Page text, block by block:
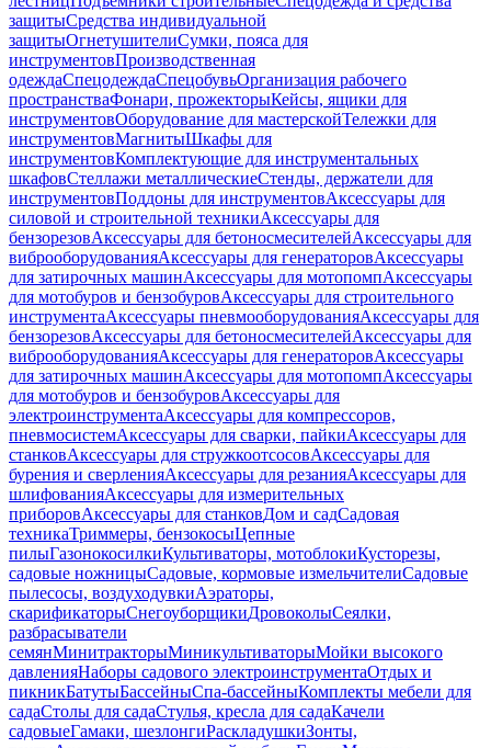
защитыСредства индивидуальной
защитыОгнетушителиСумки, пояса для
инструментовПроизводственная
одеждаСпецодеждаСпецобувьОрганизация рабочего
пространстваФонари, прожекторыКейсы, ящики для
инструментовОборудование для мастерскойТележки для
инструментовМагнитыШкафы для
инструментовКомплектующие для инструментальных
шкафовСтеллажи металлическиеСтенды, держатели для
инструментовПоддоны для инструментовАксессуары для
силовой и строительной техникиАксессуары для
бензорезовАксессуары для бетоносмесителейАксессуары для
виброоборудованияАксессуары для генераторовАксессуары
для затирочных машинАксессуары для мотопомпАксессуары
для мотобуров и бензобуровАксессуары для строительного
инструментаАксессуары пневмооборудованияАксессуары для
бензорезовАксессуары для бетоносмесителейАксессуары для
виброоборудованияАксессуары для генераторовАксессуары
для затирочных машинАксессуары для мотопомпАксессуары
для мотобуров и бензобуровАксессуары для
электроинструментаАксессуары для компрессоров,
пневмосистемАксессуары для сварки, пайкиАксессуары для
станковАксессуары для стружкоотсосовАксессуары для
бурения и сверленияАксессуары для резанияАксессуары для
шлифованияАксессуары для измерительных
приборовАксессуары для станковДом и садСадовая
техникаТриммеры, бензокосыЦепные
пилыГазонокосилкиКультиваторы, мотоблокиКусторезы,
садовые ножницыСадовые, кормовые измельчителиСадовые
пылесосы, воздуходувкиАэраторы,
скарификаторыСнегоуборщикиДровоколыСеялки,
разбрасыватели
семянМинитракторыМиникультиваторыМойки высокого
давленияНаборы садового электроинструментаОтдых и
пикникБатутыБассейныСпа-бассейныКомплекты мебели для
садаСтолы для садаСтулья, кресла для садаКачели
садовыеГамаки, шезлонгиРаскладушкиЗонты,